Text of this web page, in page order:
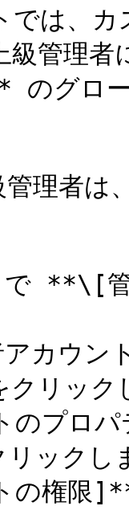
では、
級管理
グロー
理者は
で **\[
アカウ
リック
プロ
ックし
権限]**